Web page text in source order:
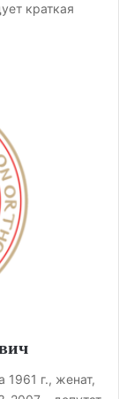
краткая
1961 г., женат,